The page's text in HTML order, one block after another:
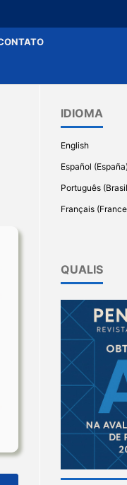
IDIOMA
English
Español (España)
Português
Français
QUALIS